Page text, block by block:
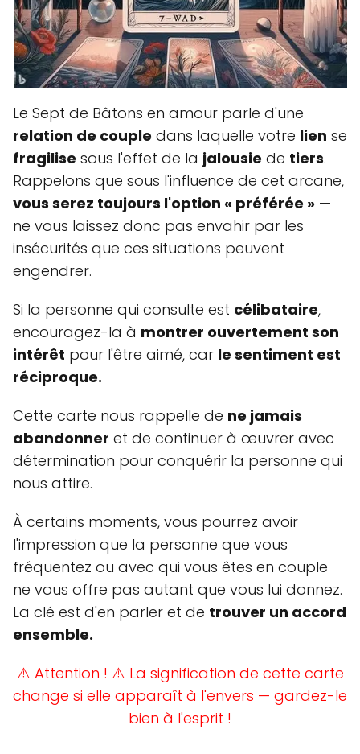
Le Sept de Bâtons en amour parle d'une
relation de couple dans laquelle votre lien se
fragilise sous l'effet de la jalousie de tiers.
Rappelons que sous l'influence de cet arcane,
vous serez toujours l'option « préférée » —
ne vous laissez donc pas envahir par les
insécurités que ces situations peuvent
engendrer.
Si la personne qui consulte est célibataire,
encouragez-la à montrer ouvertement son
intérêt pour l'être aimé, car le sentiment est
réciproque.
Cette carte nous rappelle de ne jamais
abandonner et de continuer à œuvrer avec
détermination pour conquérir la personne qui
nous attire.
À certains moments, vous pourrez avoir
l'impression que la personne que vous
fréquentez ou avec qui vous êtes en couple
ne vous offre pas autant que vous lui donnez.
La clé est d'en parler et de trouver un accord
ensemble.
⚠️ Attention ! ⚠️ La signification de cette carte
change si elle apparaît à l'envers — gardez-le
bien à l'esprit !